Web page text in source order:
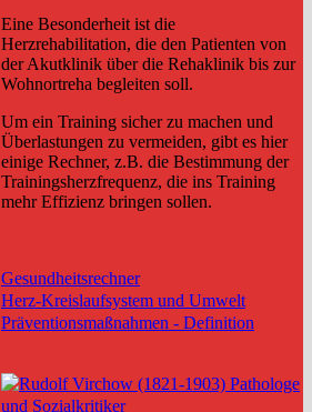
Eine Besonderheit ist die
Herzrehabilitation, die den Patienten von
der Akutklinik über die Rehaklinik bis zur
Wohnortreha begleiten soll.
Um ein Training sicher zu machen und
Überlastungen zu vermeiden, gibt es hier
einige Rechner, z.B. die Bestimmung der
Trainingsherzfrequenz, die ins Training
mehr Effizienz bringen sollen.
Gesundheitsrechner
Herz-Kreislaufsystem und Umwelt
Präventionsmaßnahmen - Definition